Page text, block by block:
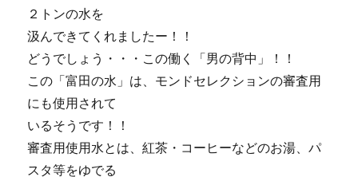
２トンの水を
汲んできてくれましたー！！
どうでしょう・・・この働く「男の背中」！！
この「富田の水」は、モンドセレクションの審査用
にも使用されて
いるそうです！！
審査用使用水とは、紅茶・コーヒーなどのお湯、パ
スタ等をゆでる